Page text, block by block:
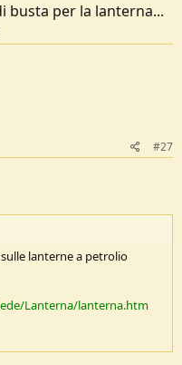
busta per la lanterna...
#27
lanterne a petrolio
Lanterna/lanterna.htm